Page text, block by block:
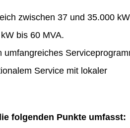
zwischen 37 und 35.000 kW
bis 60 MVA.
Service mit lokaler
folgenden Punkte umfasst: